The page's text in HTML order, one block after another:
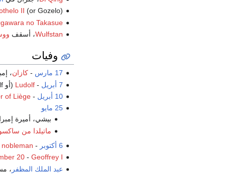
II (or Gozelo), دوق
no Takasue
Wulfstan، أسقف
وفيات
17 مارس -كازان،
7 أبريل
-
Ludolf (أو Liudolf)، مطران
10 أبريل
-
of Liège
25 مايو
بيشي، أميرة
ماتيلدا من
6 أكتوبر
-
nobleman
20- Geoffrey I
عبد الملك المظفر ،